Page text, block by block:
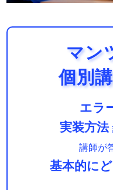
マン
個別
エラ
実装方法
講師が
基本的に
・「攻撃する」
に、さらにアイ
ポーションとマ
うにする。それ
いるものとし、
る。ポーション